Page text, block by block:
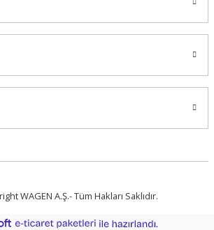
WAGEN A.Ş.- Tüm Hakları Saklıdır.
ideasoft e-